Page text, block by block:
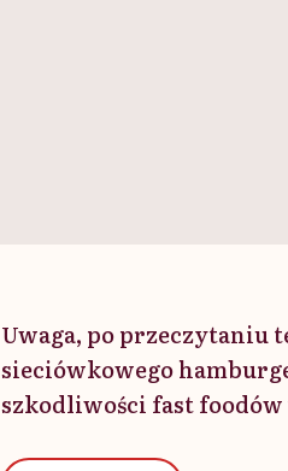
Uwaga, po przeczytaniu
sieciówkowego
szkodliwości fast foodów